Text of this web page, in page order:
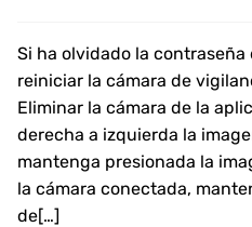
Si ha olvidado la contraseña
reiniciar la cámara de
Eliminar la cámara de la
derecha a izquierda la
mantenga presionada la
la cámara conectada,
de[…]